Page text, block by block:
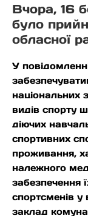
Вчора, 16
було
обласної
У
національних
видів спорту
діючих
спортивних
проживання,
належного
забезпечення
спортсменів у
заклад